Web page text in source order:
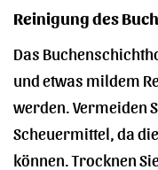
Reinigung des
Das
und etwas mildem
werden. Vermeiden
Scheuermittel, da
können. Trocknen